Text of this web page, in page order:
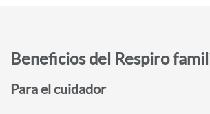
Beneficios del Respiro
Para el cuidador